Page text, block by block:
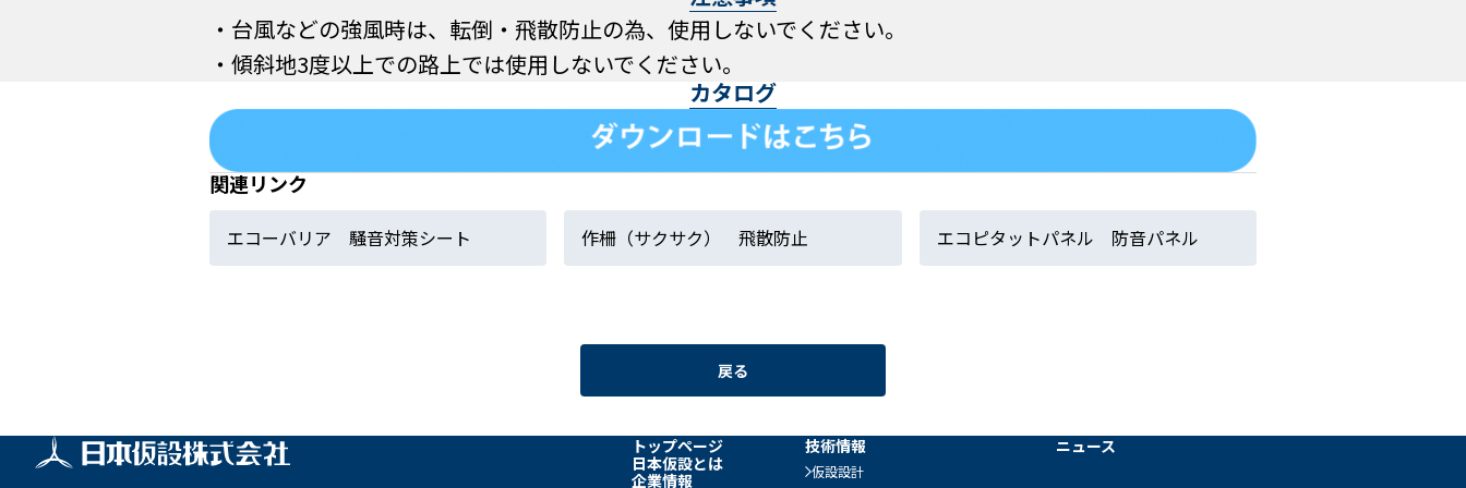
・台風などの強風時は、転倒・飛散防止の為、使用しないでください。
・傾斜地3度以上での路上では使用しないでください。
カタログ
関連リンク
エコーバリア 騒音対策シート 作柵（サクサク） 飛散防止 エコピタットパネル 防音パネル
戻る
トップページ
日本仮設とは
企業情報
技術情報
仮設設計
ニュース